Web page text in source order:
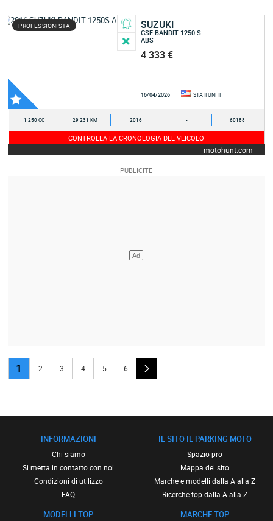
PROFESSIONISTA SUZUKI
GSF BANDIT 1250 S
ABS
4 333 €
16/04/2026 STATI UNITI
1 250 CC 29 231 KM 2016 - 60188
CONTROLLA LA CRONOLOGIA DEL VEICOLO
motohunt.com
1 2 3 4 5 6
INFORMAZIONI
Chi siamo
Si metta in contatto con noi
Condizioni di utilizzo
FAQ
MODELLI TOP
IL SITO IL PARKING MOTO
Spazio pro
Mappa del sito
Marche e modelli dalla A alla Z
Ricerche top dalla A alla Z
MARCHE TOP